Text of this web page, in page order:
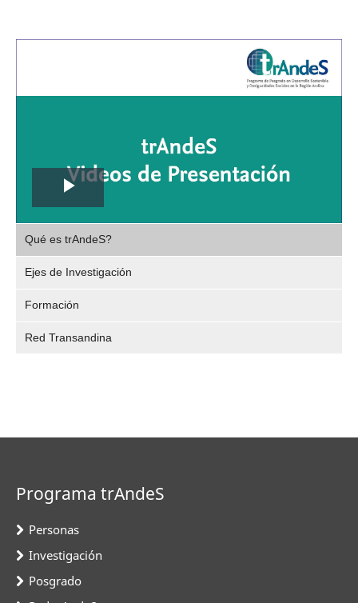
Play
Video
Qué es trAndeS?
Ejes de Investigación
Formación
Red Transandina
Programa trAndeS
Personas
Investigación
Posgrado